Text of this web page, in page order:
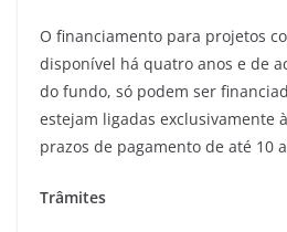
O financiamento para projetos
disponível há quatro anos e de
do fundo, só podem ser
estejam ligadas exclusivamente
prazos de pagamento de até 10
Trâmites